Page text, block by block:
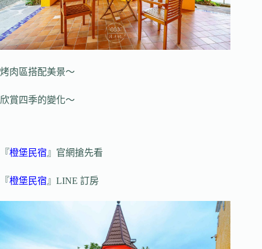
烤肉區搭配美景～
欣賞四季的變化～
『橙堡民宿 』官網搶先看
『橙堡民宿 』LINE 訂房